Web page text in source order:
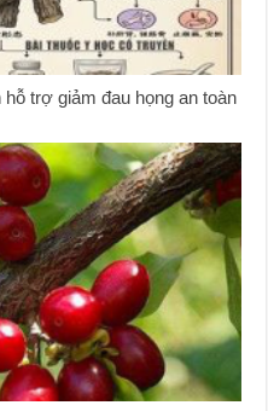
trợ giảm đau họng an toàn